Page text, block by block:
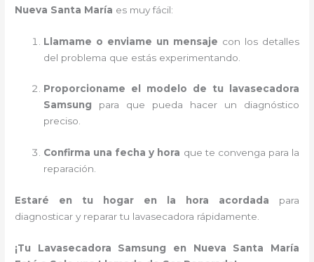
Nueva Santa María es muy fácil:
Llamame o enviame un mensaje con los detalles
del problema que estás experimentando.
Proporcioname el modelo de tu lavasecadora
Samsung para que pueda hacer un diagnóstico
preciso.
Confirma una fecha y hora que te convenga para la
reparación.
Estaré en tu hogar en la hora acordada para
diagnosticar y reparar tu lavasecadora rápidamente.
¡Tu Lavasecadora Samsung en Nueva Santa María